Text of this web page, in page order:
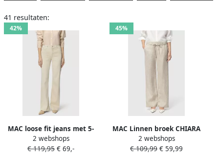
41 resultaten:
42%
MAC loose fit jeans met 5-
pocketmodel
2 webshops
€ 119,95 € 69,-
45%
MAC Linnen broek CHIARA
BELT Zomerbroek wide fit
met rechte wijde pijpen
2 webshops
€ 109,99 € 59,99